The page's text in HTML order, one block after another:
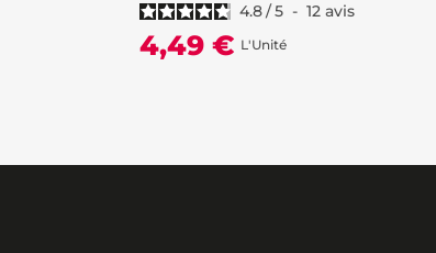
4.8/5 - 12 avis
4,49 € L'Unité